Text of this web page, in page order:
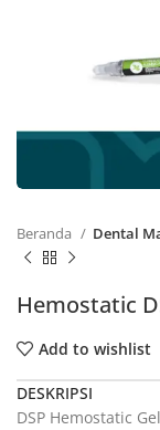
Beranda Dental
Hemostatic
Add to wishlist
DESKRIPSI
DSP Hemostatic